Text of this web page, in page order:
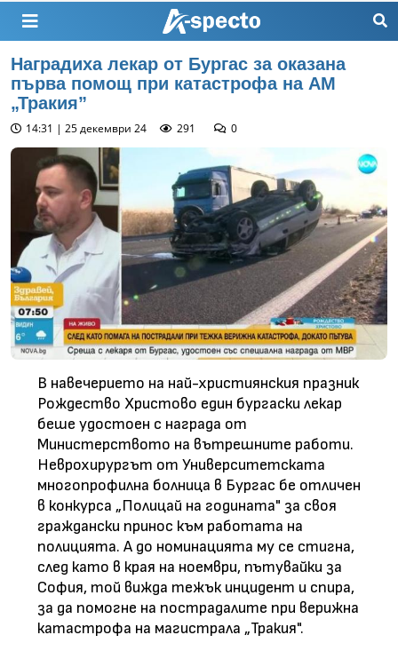
Наградиха лекар от Бургас за оказана
първа помощ при катастрофа на АМ
„Тракия”
14:31 | 25 декември 24 291 0
В навечерието на най-християнския празник
Рождество Христово един бургаски лекар
беше удостоен с награда от
Министерството на вътрешните работи.
Неврохирургът от Университетската
многопрофилна болница в Бургас бе отличен
в конкурса „Полицай на годината" за своя
граждански принос към работата на
полицията. А до номинацията му се стигна,
след като в края на ноември, пътувайки за
София, той вижда тежък инцидент и спира,
за да помогне на пострадалите при верижна
катастрофа на магистрала „Тракия".